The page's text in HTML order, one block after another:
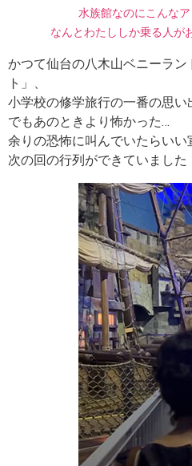
水族館なのにこんなア
なんとわたししか乗る人が
かつて仙台の八木山ベニーラン
ト」、
小学校の修学旅行の一番の思い
でもあのときより怖かった…
余りの恐怖に叫んでいたらいい
次の回の行列ができていました